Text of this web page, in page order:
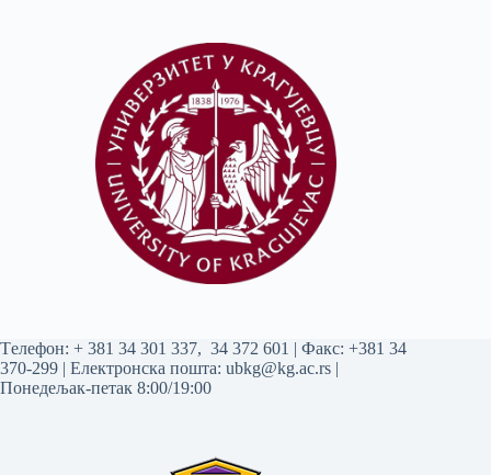
Tелефон: + 381 34 301 337, 34 372 601 | Факс: +381 34
370-299 | Електронска пошта: ubkg@kg.ac.rs |
Понедељак-петак 8:00/19:00